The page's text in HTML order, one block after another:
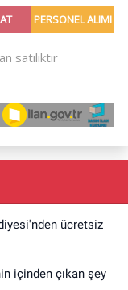
ücretsiz
içinden çıkan şey